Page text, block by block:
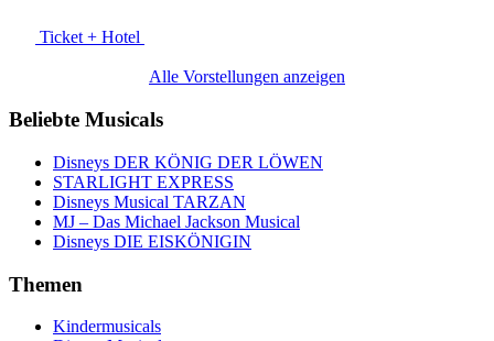
Ticket + Hotel
Alle Vorstellungen anzeigen
Beliebte Musicals
Disneys DER KÖNIG DER LÖWEN
STARLIGHT EXPRESS
Disneys Musical TARZAN
MJ – Das Michael Jackson Musical
Disneys DIE EISKÖNIGIN
Themen
Kindermusicals